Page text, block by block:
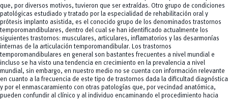
que, por diversos motivos, tuvieron que ser extraídas. Otro grupo de condiciones
patológicas estudiado y tratado por la especialidad de rehabilitación oral y
prótesis implanto asistida, es el conocido grupo de los denominados trastornos
temporomandibulares, dentro del cual se han identificado actualmente los
siguientes trastornos: musculares, articulares, inflamatorios y las desarmonías
internas de la articulación temporomandibular. Los trastornos
temporomandibulares en general son bastantes frecuentes a nivel mundial e
incluso se ha visto una tendencia en crecimiento en la prevalencia a nivel
mundial, sin embargo, en nuestro medio no se cuenta con información relevante
en cuanto a la frecuencia de este tipo de trastornos dada la dificultad diagnóstica
y por el enmascaramiento con otras patologías que, por vecindad anatómica,
pueden confundir al clínico y al individuo encaminando el procedimiento hacia